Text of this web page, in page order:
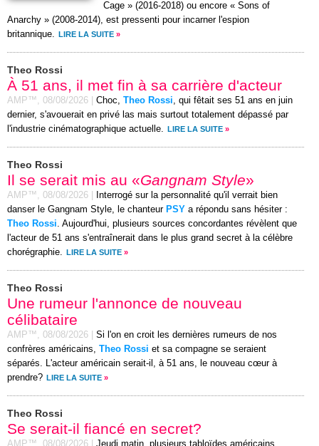
Cage » (2016-2018) ou encore « Sons of
Anarchy » (2008-2014), est pressenti pour incarner l'espion
britannique.
LIRE LA SUITE »
Theo Rossi
À 51 ans, il met fin à sa carrière d'acteur
AMP™, 08/08/2026 Choc, Theo Rossi, qui fêtait ses 51 ans en juin
dernier, s'avouerait en privé las mais surtout totalement dépassé par
l'industrie cinématographique actuelle.
LIRE LA SUITE »
Theo Rossi
Il se serait mis au «Gangnam Style»
AMP™, 08/08/2026
Interrogé sur la personnalité qu'il verrait bien
danser le Gangnam Style, le chanteur PSY a répondu sans hésiter :
Theo Rossi. Aujourd'hui, plusieurs sources concordantes révèlent que
l'acteur de 51 ans s'entraînerait dans le plus grand secret à la célèbre
chorégraphie.
LIRE LA SUITE »
Theo Rossi
Une rumeur l'annonce de nouveau
célibataire
AMP™, 08/08/2026
Si l'on en croit les dernières rumeurs de nos
confrères américains, Theo Rossi et sa compagne se seraient
séparés. L'acteur américain serait-il, à 51 ans, le nouveau cœur à
prendre? LIRE LA SUITE »
Theo Rossi
Se serait-il fiancé en secret?